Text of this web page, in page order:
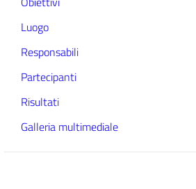
Luogo
Responsabili
Partecipanti
Risultati
Galleria multimediale